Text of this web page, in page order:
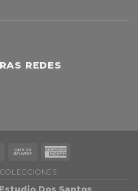
REDES
COLECCIONES